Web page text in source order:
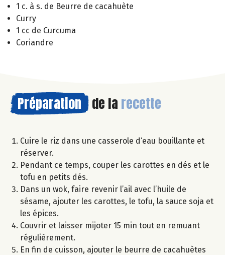
1 c. à s. de Beurre de cacahuète
Curry
1 cc de Curcuma
Coriandre
Préparation de la recette
Cuire le riz dans une casserole d‘eau bouillante et
réserver.
Pendant ce temps, couper les carottes en dés et le
tofu en petits dés.
Dans un wok, faire revenir l’ail avec l’huile de
sésame, ajouter les carottes, le tofu, la sauce soja et
les épices.
Couvrir et laisser mijoter 15 min tout en remuant
régulièrement.
En fin de cuisson, ajouter le beurre de cacahuètes